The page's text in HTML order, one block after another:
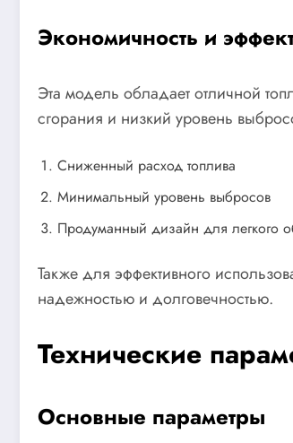
Экономичность и
Эта модель обладает отличной
сгорания и низкий уровень
Сниженный расход топлива
Минимальный уровень выбросов
Продуманный дизайн для легкого
Также для эффективного
надежностью и долговечностью.
Технические
Основные параметры